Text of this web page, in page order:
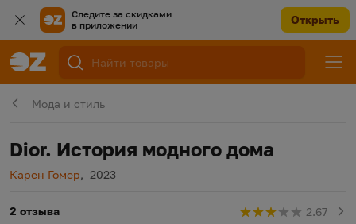
Следите за скидками
в приложении
Открыть
Мода и стиль
Dior. История модного дома
Автор
Карен Гомер, Год издания
2023
2 отзыва 2.67